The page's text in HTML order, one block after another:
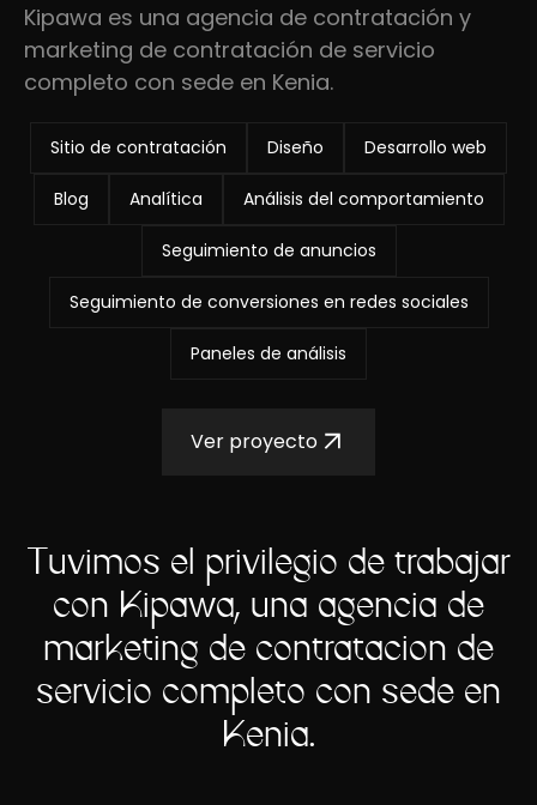
Kipawa es una agencia de contratación y
marketing de contratación de servicio
completo con sede en Kenia.
Sitio de contratación Diseño Desarrollo web
Blog Analítica Análisis del comportamiento
Seguimiento de anuncios
Seguimiento de conversiones en redes sociales
Paneles de análisis
Ver proyecto
Tuvimos el privilegio de trabajar
con Kipawa, una agencia de
marketing de contratación de
servicio completo con sede en
Kenia.